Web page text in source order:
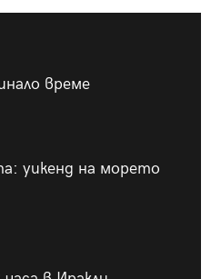
време
уикенд на морето